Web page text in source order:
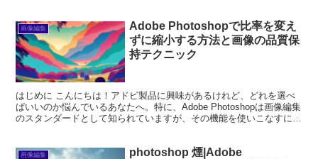
画像編集
Adobe Photoshopで比率を変え
ずに縮小する方法と画像の品質保
持テクニック
はじめに こんにちは！アドビ製品に興味があるけれど、どれを選べ
ばいいのか悩んでいるあなたへ。特に、Adobe Photoshopは画像編集
のスタンダードとして知られていますが、その機能を使いこなすには
画像編集
photoshop 煙|Adobe